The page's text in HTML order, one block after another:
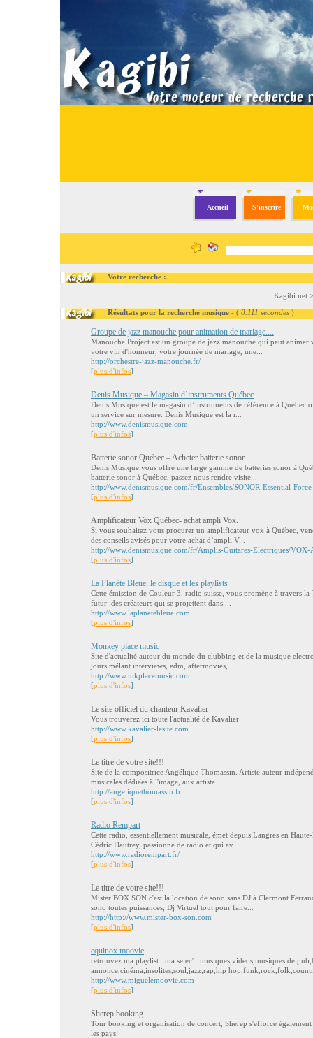
Accueil S'inscrire
Votre recherche :
Kagibi.net
Résultats pour la recherche musique - ( 0.111 secondes )
Groupe de jazz manouche pour animation de mariage....
Manouche Project est un groupe de jazz manouche qui peut animer
votre vin d'honneur, votre journée de mariage, une...
http://orchestre-jazz-manouche.fr/
[plus d'infos]
Denis Musique – Magasin d’instruments Québec
Denis Musique est le magasin d’instruments de référence à
un service sur mesure. Denis Musique est la r...
http://www.denismusique.com
[plus d'infos]
Batterie sonor Québec – Acheter batterie sonor.
Denis Musique vous offre une large gamme de batteries sonor à
batterie sonor à Québec, passez nous rendre visite...
http://www.denismusique.com/fr/Ensembles/SONOR-Essential-
[plus d'infos]
Amplificateur Vox Québec- achat ampli Vox.
Si vous souhaitez vous procurer un amplificateur vox à Québec,
des conseils avisés pour votre achat d’ampli V...
http://www.denismusique.com/fr/Amplis-Guitares-Electriques/
[plus d'infos]
La Planète Bleue: le disque et les playlists
Cette émission de Couleur 3, radio suisse, vous promène à travers
futur: des créateurs qui se projettent dans ...
http://www.laplanetebleue.com
[plus d'infos]
Monkey place music
Site d'actualité autour du monde du clubbing et de la musique
jours mélant interviews, edm, aftermovies,...
http://www.mkplacemusic.com
[plus d'infos]
Le site officiel du chanteur Kavalier
Vous trouverez ici toute l'actualité de Kavalier
http://www.kavalier-lesite.com
[plus d'infos]
Le titre de votre site!!!
Site de la compositrice Angélique Thomassin. Artiste auteur
musicales dédiées à l'image, aux artiste...
http://angeliquethomassin.fr
[plus d'infos]
Radio Rempart
Cette radio, essentiellement musicale, émet depuis Langres en
Cédric Dautrey, passionné de radio et qui av...
http://www.radiorempart.fr/
[plus d'infos]
Le titre de votre site!!!
Mister BOX SON c'est la location de sono sans DJ à Clermont
sono toutes puissances, Dj Virtuel tout pour faire...
http://http://www.mister-box-son.com
[plus d'infos]
equinox moovie
retrouvez ma playlist...ma selec'.. musiques,videos,musiques de
annonce,cinéma,insolites,soul,jazz,rap,hip
http://www.miguelemoovie.com
[plus d'infos]
Sherep booking
Tour booking et organisation de concert, Sherep s'efforce
les pays.